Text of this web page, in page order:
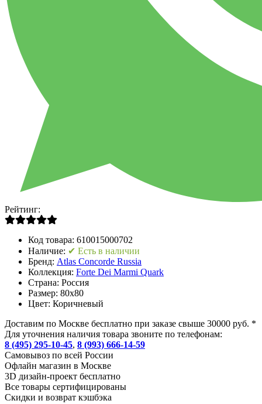
Рейтинг:
Код товара: 610015000702
Наличие: ✔ Есть в наличии
Бренд: Atlas Concorde Russia
Коллекция: Forte Dei Marmi Quark
Страна: Россия
Размер: 80x80
Цвет: Коричневый
Доставим по Москве бесплатно при заказе свыше 30000 руб. *
Для уточнения наличия товара звоните по телефонам:
8 (495) 295-10-45, 8 (993) 666-14-59
Cамовывоз по всей России
Офлайн магазин в Москве
3D дизайн-проект бесплатно
Все товары сертифицированы
Скидки и возврат кэшбэка